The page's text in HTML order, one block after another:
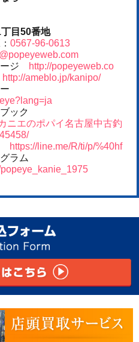
目50番地
0567-96-0613
ージ
http://popeyeweb.co
http://ameblo.jp/kanipo/
ー
ブック
ニエのポパイ名古屋中古釣
https://line.me/R/ti/p/%40hf
グラム